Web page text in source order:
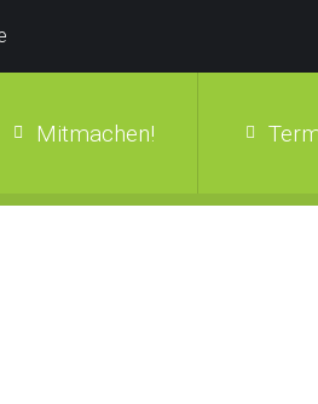
Mitmachen!